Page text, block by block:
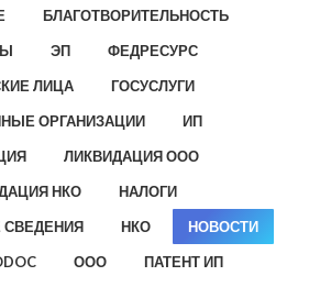
БЛАГОТВОРИТЕЛЬНОСТЬ
ЭП
ФЕДРЕСУРС
ЛИЦА
ГОСУСЛУГИ
ОРГАНИЗАЦИИ
ИП
ЛИКВИДАЦИЯ ООО
НКО
НАЛОГИ
НКО
НОВОСТИ
ООО
ПАТЕНТ ИП